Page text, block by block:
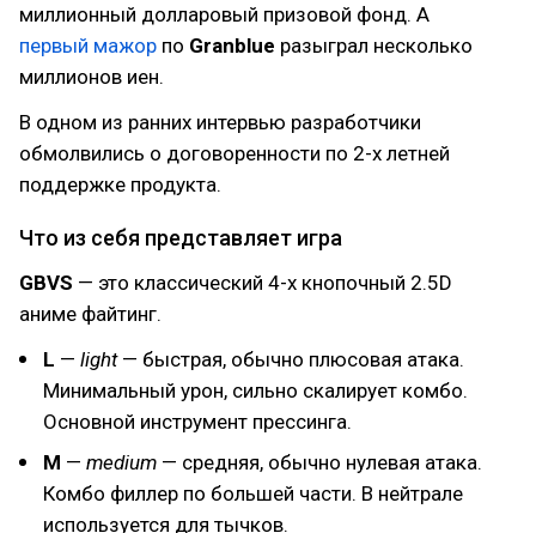
миллионный долларовый призовой фонд. А
первый мажор по Granblue разыграл несколько
миллионов иен.
В одном из ранних интервью разработчики
обмолвились о договоренности по 2-х летней
поддержке продукта.
Что из себя представляет игра
GBVS — это классический 4-х кнопочный 2.5D
аниме файтинг.
L — light— быстрая, обычно плюсовая атака.
Минимальный урон, сильно скалирует комбо.
Основной инструмент прессинга.
M — medium — средняя, обычно нулевая атака.
Комбо филлер по большей части. В нейтрале
используется для тычков.